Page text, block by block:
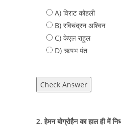
A) विराट कोहली
B) रविचंद्रन अश्विन
C) केएल राहुल
D) ऋषभ पंत
Check Answer
2. हेमन बोग्रोहैन का हाल ही में